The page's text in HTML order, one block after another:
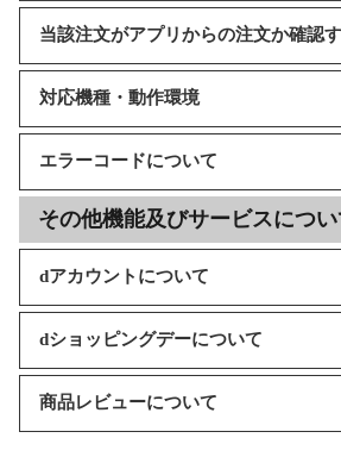
当該注文がアプリからの注文か確認
対応機種・動作環境
エラーコードについて
その他機能及びサービスについ
dアカウントについて
dショッピングデーについて
商品レビューについて